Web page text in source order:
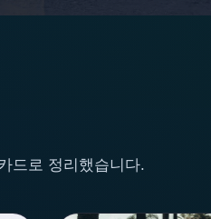
드로 정리했습니다.